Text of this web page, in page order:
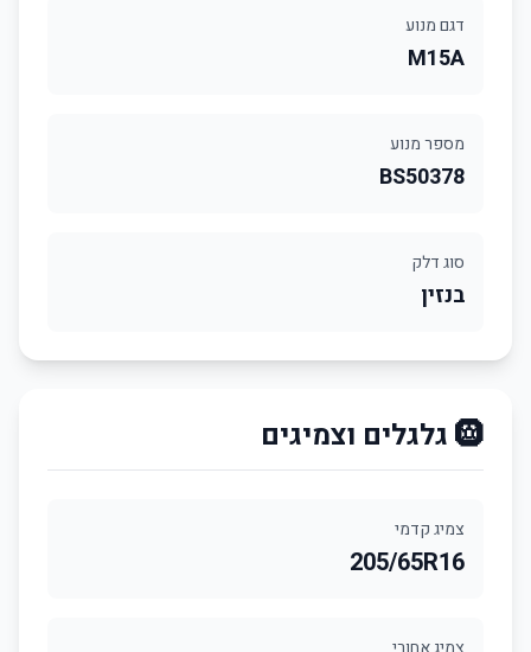
דגם מנוע
M15A
מספר מנוע
BS50378
סוג דלק
בנזין
🛞 גלגלים וצמיגים
צמיג קדמי
205/65R16